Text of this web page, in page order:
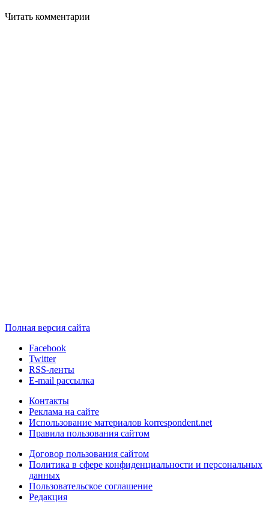
Читать комментарии
Полная версия сайта
Facebook
Twitter
RSS-ленты
E-mail рассылка
Контакты
Реклама на сайте
Использование материалов korrespondent.net
Правила пользования сайтом
Договор пользования сайтом
Политика в сфере конфиденциальности и персональных
данных
Пользовательское соглашение
Редакция